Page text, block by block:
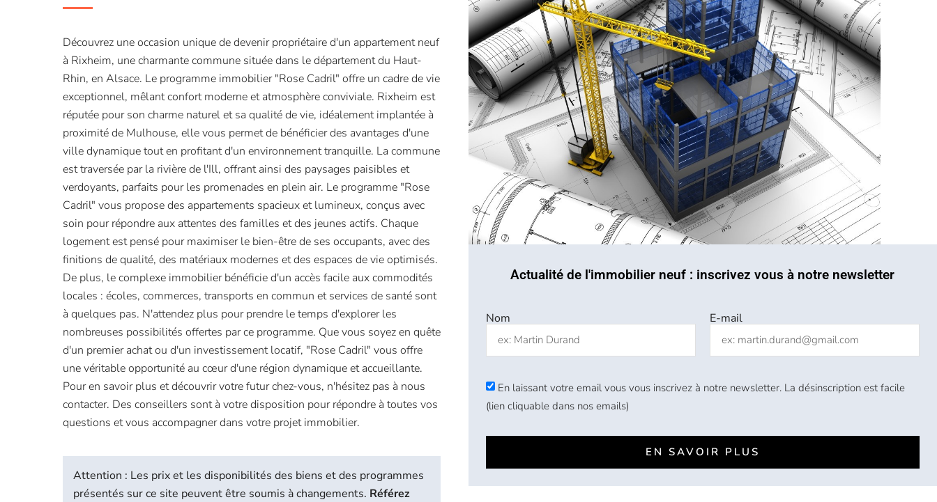
Découvrez une occasion unique de devenir propriétaire d'un appartement neuf
à Rixheim, une charmante commune située dans le département du Haut-
Rhin, en Alsace. Le programme immobilier "Rose Cadril" offre un cadre de vie
exceptionnel, mêlant confort moderne et atmosphère conviviale. Rixheim est
réputée pour son charme naturel et sa qualité de vie, idéalement implantée à
proximité de Mulhouse, elle vous permet de bénéficier des avantages d'une
ville dynamique tout en profitant d'un environnement tranquille. La commune
est traversée par la rivière de l'Ill, offrant ainsi des paysages paisibles et
verdoyants, parfaits pour les promenades en plein air. Le programme "Rose
Cadril" vous propose des appartements spacieux et lumineux, conçus avec
soin pour répondre aux attentes des familles et des jeunes actifs. Chaque
logement est pensé pour maximiser le bien-être de ses occupants, avec des
finitions de qualité, des matériaux modernes et des espaces de vie optimisés.
De plus, le complexe immobilier bénéficie d'un accès facile aux commodités
locales : écoles, commerces, transports en commun et services de santé sont
à quelques pas. N'attendez plus pour prendre le temps d'explorer les
nombreuses possibilités offertes par ce programme. Que vous soyez en quête
d'un premier achat ou d'un investissement locatif, "Rose Cadril" vous offre
une véritable opportunité au cœur d'une région dynamique et accueillante.
Pour en savoir plus et découvrir votre futur chez-vous, n'hésitez pas à nous
contacter. Des conseillers sont à votre disposition pour répondre à toutes vos
questions et vous accompagner dans votre projet immobilier.
Attention : Les prix et les disponibilités des biens et des programmes
présentés sur ce site peuvent être soumis à changements. Référez
Actualité de l'immobilier neuf : inscrivez vous à notre newsletter
Nom E-mail
En laissant votre email vous vous inscrivez à notre newsletter. La désinscription est facile
(lien cliquable dans nos emails)
EN SAVOIR PLUS